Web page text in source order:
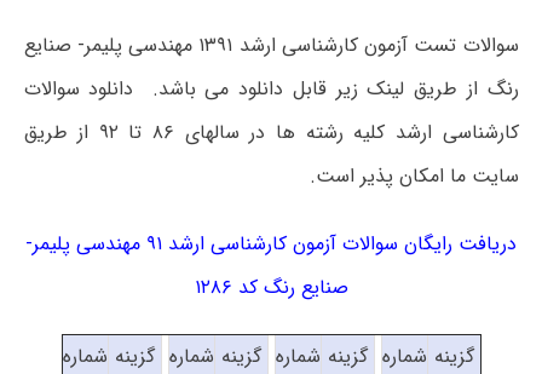
سوالات تست آزمون کارشناسی ارشد ۱۳۹۱ مهندسی پلیمر- صنایع
رنگ از طریق لینک زیر قابل دانلود می باشد. دانلود سوالات
کارشناسی ارشد کلیه رشته ها در سالهای ۸۶ تا ۹۲ از طریق
سایت ما امکان پذیر است.
دریافت رایگان سوالات آزمون کارشناسی ارشد ۹۱ مهندسی پلیمر-
صنایع رنگ کد ۱۲۸۶
گزینه شماره گزینه شماره گزینه شماره گزینه شماره